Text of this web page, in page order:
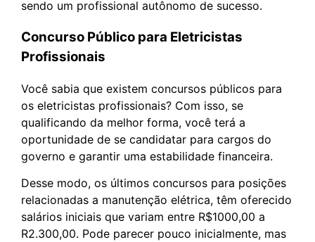
sendo um profissional autônomo de sucesso.
Concurso Público para Eletricistas
Profissionais
Você sabia que existem concursos públicos para
os eletricistas profissionais? Com isso, se
qualificando da melhor forma, você terá a
oportunidade de se candidatar para cargos do
governo e garantir uma estabilidade financeira.
Desse modo, os últimos concursos para posições
relacionadas a manutenção elétrica, têm oferecido
salários iniciais que variam entre R$1000,00 a
R2.300,00. Pode parecer pouco inicialmente, mas